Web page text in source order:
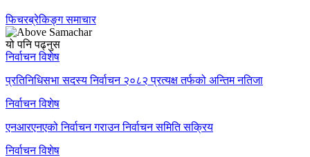
फिचरब्रेकिङ्ग समाचार
यो पनि पढ्नुस
निर्वाचन विशेष
प्रतिनिधिसभा सदस्य निर्वाचन २०८२ प्रत्यक्ष तर्फको अन्तिम नतिजा
निर्वाचन विशेष
एनआरएनएको निर्वाचन गराउन निर्वाचन समिति सक्रिय
निर्वाचन विशेष